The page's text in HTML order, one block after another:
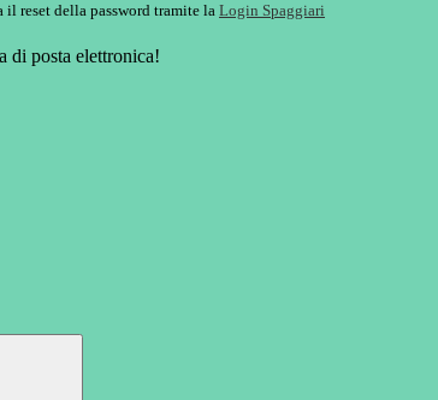
il reset della password tramite la Login Spaggiari
di posta elettronica!